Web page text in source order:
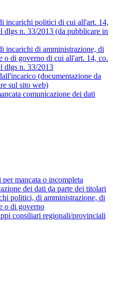
incarichi politici di cui all'art. 14,
dlgs n. 33/2013 (da pubblicare in
incarichi di amministrazione, di
o di governo di cui all'art. 14, co.
dlgs n. 33/2013
(documentazione da
sul sito web)
comunicazione dei dati
per mancata o incompleta
dei dati da parte dei titolari
politici, di amministrazione, di
o di governo
consiliari regionali/provinciali